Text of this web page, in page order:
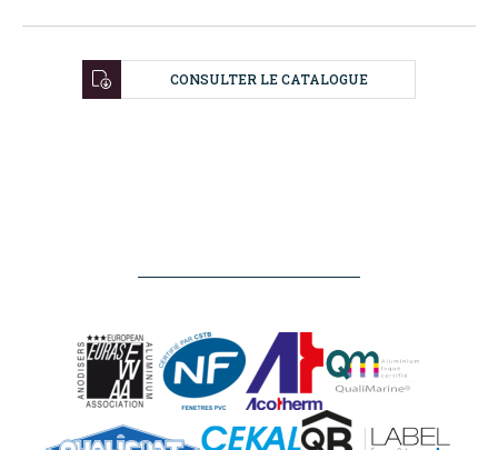
CONSULTER LE CATALOGUE